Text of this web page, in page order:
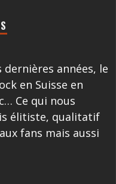
dernières années, le
en Suisse en
Ce qui nous
élitiste, qualitatif
fans mais aussi